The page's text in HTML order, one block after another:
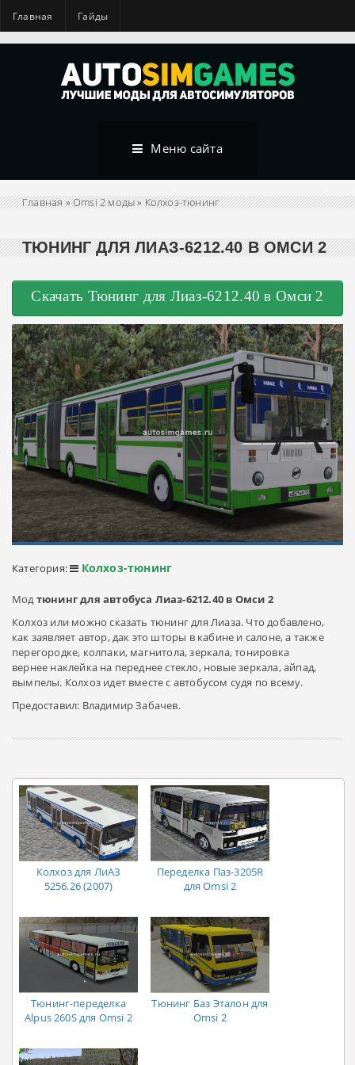
Главная Гайды
Меню сайта
Главная»Omsi 2 моды»Колхоз-тюнинг
ТЮНИНГ ДЛЯ ЛИАЗ-6212.40 В ОМСИ 2
Скачать Тюнинг для Лиаз-6212.40 в Омси 2
Категория: Колхоз-тюнинг
Модтюнинг для автобуса Лиаз-6212.40 в Омси 2
Колхоз или можно сказать тюнинг для Лиаза. Что добавлено,
как заявляет автор, дак это шторы в кабине и салоне, а также
перегородке, колпаки, магнитола, зеркала, тонировка
вернее наклейка на переднее стекло, новые зеркала, айпад,
вымпелы. Колхоз идет вместе с автобусом судя по всему.
Предоставил: Владимир Забачев.
Колхоз для ЛиАЗ
5256.26 (2007)
Переделка Паз-3205R
для Omsi 2
Тюнинг-переделка
Alpus 260S для Omsi 2
Тюнинг Баз Эталон для
Omsi 2